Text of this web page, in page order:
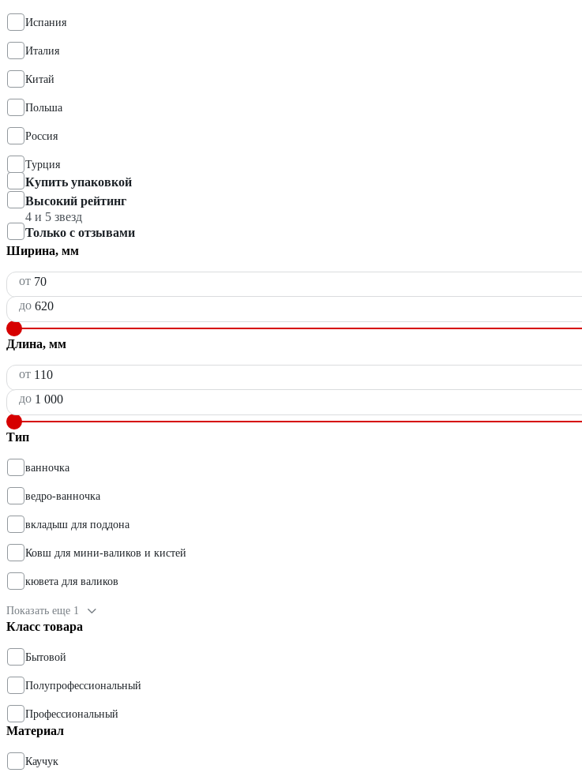
Испания
Италия
Китай
Польша
Россия
Турция
Купить упаковкой
Высокий рейтинг
4 и 5 звезд
Только с отзывами
Ширина, мм
от
до
Длина, мм
от
до
Тип
ванночка
ведро-ванночка
вкладыш для поддона
Ковш для мини-валиков и кистей
кювета для валиков
Показать еще 1
Класс товара
Бытовой
Полупрофессиональный
Профессиональный
Материал
Каучук